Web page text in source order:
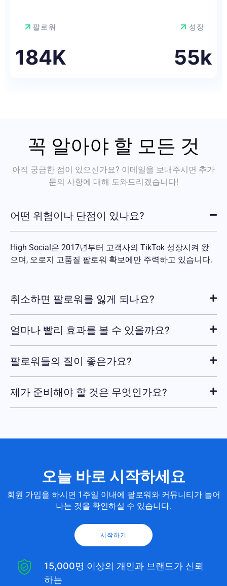
팔로워
184K
성장
55k
꼭 알아야 할 모든 것
아직 궁금한 점이 있으신가요? 이메일을 보내주시면 추가
문의 사항에 대해 도와드리겠습니다!
어떤 위험이나 단점이 있나요?
High Social은 2017년부터 고객사의 TikTok 성장시켜 왔
으며, 오로지 고품질 팔로워 확보에만 주력하고 있습니다.
취소하면 팔로워를 잃게 되나요?
얼마나 빨리 효과를 볼 수 있을까요?
팔로워들의 질이 좋은가요?
제가 준비해야 할 것은 무엇인가요?
오늘 바로 시작하세요
회원 가입을 하시면 1주일 이내에 팔로워와 커뮤니티가 늘어
나는 것을 확인하실 수 있습니다.
시작하기
15,000명 이상의 개인과 브랜드가 신뢰
하는